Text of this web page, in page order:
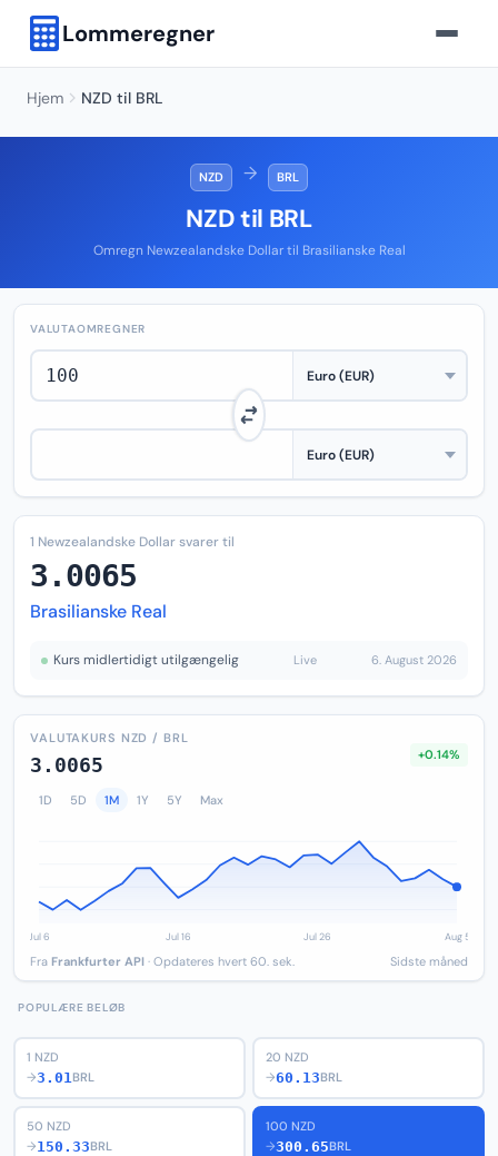
Lommeregner
Hjem NZD til BRL
NZD → BRL
NZD til BRL
Omregn Newzealandske Dollar til Brasilianske Real
VALUTAOMREGNER
1 Newzealandske Dollar svarer til
3.0065
Brasilianske Real
Kurs midlertidigt utilgængelig Live 6. August 2026
VALUTAKURS NZD / BRL
3.0065 +0.14%
1D 5D 1M 1Y 5Y Max
Fra Frankfurter API · Opdateres hvert 60. sek. Sidste måned
POPULÆRE BELØB
1 NZD
→3.01BRL
20 NZD
→60.13BRL
50 NZD
→150.33BRL
100 NZD
→300.65BRL